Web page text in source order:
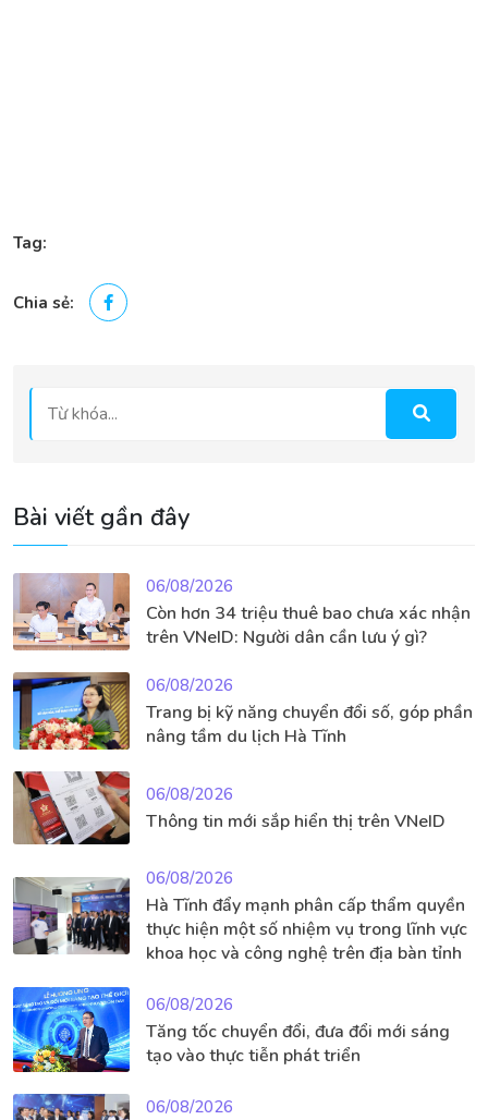
Tag:
Chia sẻ:
Bài viết gần đây
06/08/2026
Còn hơn 34 triệu thuê bao chưa xác nhận
trên VNeID: Người dân cần lưu ý gì?
06/08/2026
Trang bị kỹ năng chuyển đổi số, góp phần
nâng tầm du lịch Hà Tĩnh
06/08/2026
Thông tin mới sắp hiển thị trên VNeID
06/08/2026
Hà Tĩnh đẩy mạnh phân cấp thẩm quyền
thực hiện một số nhiệm vụ trong lĩnh vực
khoa học và công nghệ trên địa bàn tỉnh
06/08/2026
Tăng tốc chuyển đổi, đưa đổi mới sáng
tạo vào thực tiễn phát triển
06/08/2026